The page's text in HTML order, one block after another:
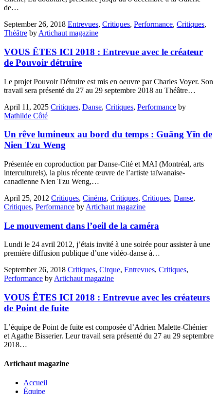
de…
September 26, 2018 Entrevues, Critiques, Performance, Critiques,
Théâtre by Artichaut magazine
VOUS ÊTES ICI 2018 : Entrevue avec le créateur
de Pouvoir détruire
Le projet Pouvoir Détruire est mis en oeuvre par Charles Voyer. Son
travail sera présenté du 27 au 29 septembre 2018 au Théâtre…
April 11, 2025 Critiques, Danse, Critiques, Performance by
Mathilde Côté
Un rêve lumineux au bord du temps : Guāng Yīn de
Nien Tzu Weng
Présentée en coproduction par Danse-Cité et MAI (Montréal, arts
interculturels), la plus récente œuvre de l’artiste taïwanaise-
canadienne Nien Tzu Weng,…
April 25, 2012 Critiques, Cinéma, Critiques, Critiques, Danse,
Critiques, Performance by Artichaut magazine
Le mouvement dans l’oeil de la caméra
Lundi le 24 avril 2012, j’étais invité à une soirée pour assister à une
première diffusion publique d’une vidéo-danse à…
September 26, 2018 Critiques, Cirque, Entrevues, Critiques,
Performance byArtichaut magazine
VOUS ÊTES ICI 2018 : Entrevue avec les créateurs
de Point de fuite
L’équipe de Point de fuite est composée d’Adrien Malette-Chénier
et Agathe Bisserier. Leur travail sera présenté du 27 au 29 septembre
2018…
Artichaut magazine
Accueil
Équipe